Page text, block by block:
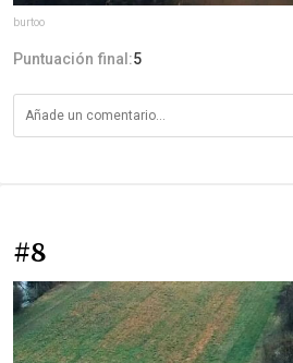
burtoo
Puntuación final:5
#8